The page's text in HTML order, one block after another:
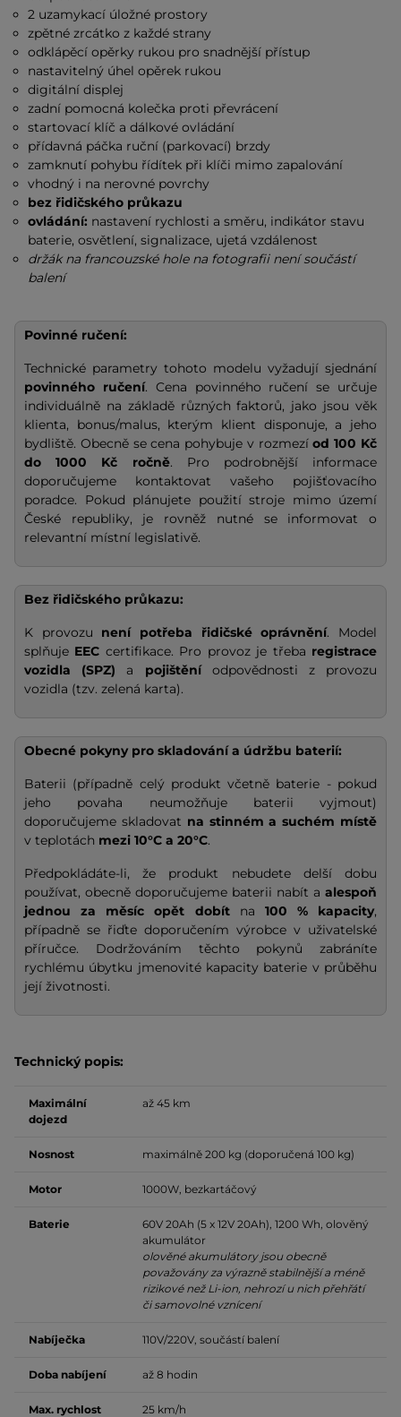
2 uzamykací úložné prostory
zpětné zrcátko z každé strany
odklápěcí opěrky rukou pro snadnější přístup
nastavitelný úhel opěrek rukou
digitální displej
zadní pomocná kolečka proti převrácení
startovací klíč a dálkové ovládání
přídavná páčka ruční (parkovací) brzdy
zamknutí pohybu řídítek při klíči mimo zapalování
vhodný i na nerovné povrchy
bez řidičského průkazu
ovládání: nastavení rychlosti a směru, indikátor stavu
baterie, osvětlení, signalizace, ujetá vzdálenost
držák na francouzské hole na fotografii není součástí
balení
Povinné ručení:
Technické parametry tohoto modelu vyžadují sjednání
povinného ručení. Cena povinného ručení se určuje
individuálně na základě různých faktorů, jako jsou věk
klienta, bonus/malus, kterým klient disponuje, a jeho
bydliště. Obecně se cena pohybuje v rozmezíod 100 Kč
do 1000 Kč ročně. Pro podrobnější informace
doporučujeme kontaktovat vašeho pojišťovacího
poradce. Pokud plánujete použití stroje mimo území
České republiky, je rovněž nutné se informovat o
relevantní místní legislativě.
Bez řidičského průkazu:
K provozu není potřeba řidičské oprávnění. Model
splňuje EEC certifikace. Pro provoz je třeba registrace
vozidla (SPZ) a pojištění odpovědnosti z provozu
vozidla (tzv. zelená karta).
Obecné pokyny pro skladování a údržbu baterií:
Baterii (případně celý produkt včetně baterie - pokud
jeho povaha neumožňuje baterii vyjmout)
doporučujeme skladovat na stinném a suchém místě
v teplotách mezi 10°C a 20°C.
Předpokládáte-li, že produkt nebudete delší dobu
používat, obecně doporučujeme baterii nabít a alespoň
jednou za měsíc opět dobítna 100 % kapacity,
případně se řiďte doporučením výrobce v uživatelské
příručce. Dodržováním těchto pokynů zabráníte
rychlému úbytku jmenovité kapacity baterie v průběhu
její životnosti.
Technický popis:
Maximální
dojezd
až 45 km
Nosnost maximálně 200 kg (doporučená 100 kg)
Motor 1000W, bezkartáčový
Baterie
60V 20Ah (5 x 12V 20Ah), 1200 Wh, olověný
akumulátor
olověné akumulátory jsou obecně
považovány za výrazně stabilnější a méně
rizikové než Li-ion, nehrozí u nich přehřátí
či samovolné vznícení
Nabíječka 110V/220V, součástí balení
Doba nabíjení až 8 hodin
Max. rychlost 25 km/h